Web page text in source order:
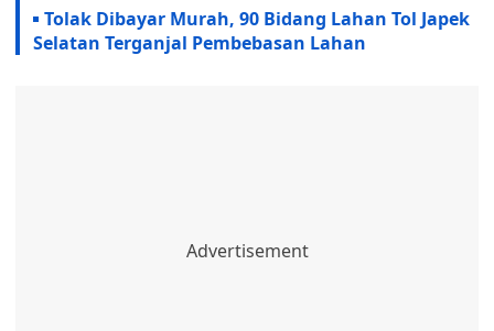
Tolak Dibayar Murah, 90 Bidang Lahan Tol Japek
Selatan Terganjal Pembebasan Lahan